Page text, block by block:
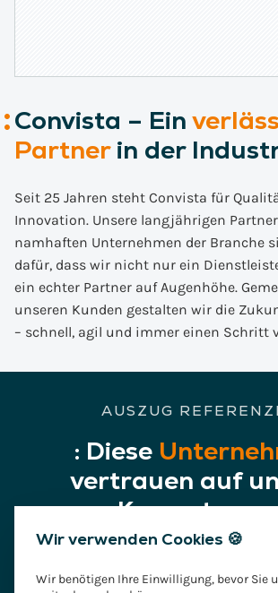
Convista – Ein
Partnerin der
Seit 25 Jahren steht Convista für
Innovation. Unsere langjährigen
namhaften Unternehmen der Branche
dafür, dass wir nicht nur ein
ein echter Partner auf Augenhöhe.
unseren Kunden gestalten wir die
– schnell, agil und immer einen Schritt
AUSZUG
: Diese
vertrauen auf
Wir verwenden Cookies 🍪
Wir benötigen Ihre Einwilligung, bevor Sie